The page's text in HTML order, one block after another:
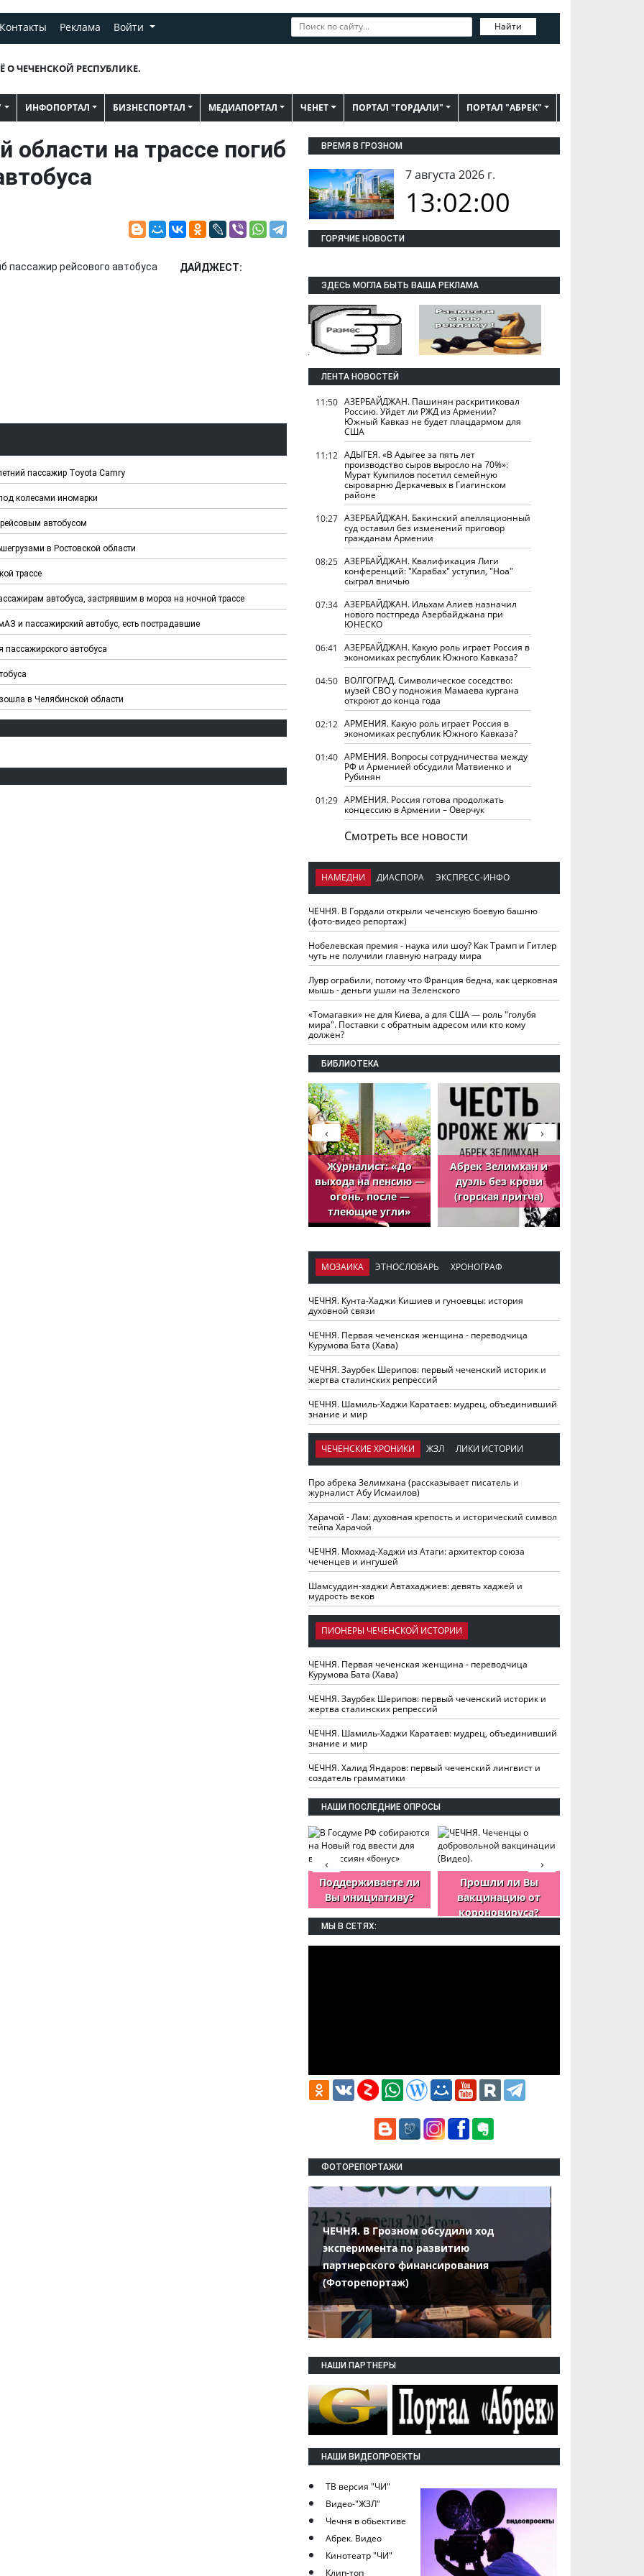
Контакты Реклама Войти Найти
О ЧЕЧЕНСКОЙ РЕСПУБЛИКЕ.
ИНФОПОРТАЛ БИЗНЕСПОРТАЛ МЕДИАПОРТАЛ ЧЕНЕТ ПОРТАЛ "ГОРДАЛИ" ПОРТАЛ "АБРЕК"
на трассе погиб
ДАЙДЖЕСТ:
пассажир Toyota Camry
колесами иномарки
автобусом
в Ростовской области
трассе
автобуса, застрявшим в мороз на ночной трассе
и пассажирский автобус, есть пострадавшие
пассажирского автобуса
в Челябинской области
ВРЕМЯ В ГРОЗНОМ
7 августа 2026 г.
13:02:02
ГОРЯЧИЕ НОВОСТИ
ЗДЕСЬ МОГЛА БЫТЬ ВАША РЕКЛАМА
ЛЕНТА НОВОСТЕЙ
11:50 АЗЕРБАЙДЖАН. Пашинян раскритиковал
Россию. Уйдет ли РЖД из Армении?
Южный Кавказ не будет плацдармом для
США
11:12 АДЫГЕЯ. «В Адыгее за пять лет
производство сыров выросло на 70%»:
Мурат Кумпилов посетил семейную
сыроварню Деркачевых в Гиагинском
районе
10:27 АЗЕРБАЙДЖАН. Бакинский апелляционный
суд оставил без изменений приговор
гражданам Армении
08:25 АЗЕРБАЙДЖАН. Квалификация Лиги
конференций: "Карабах" уступил, "Ноа"
сыграл вничью
07:34 АЗЕРБАЙДЖАН. Ильхам Алиев назначил
нового постпреда Азербайджана при
ЮНЕСКО
06:41
АЗЕРБАЙДЖАН. Какую роль играет Россия в
экономиках республик Южного Кавказа?
04:50 ВОЛГОГРАД. Символическое соседство:
музей СВО у подножия Мамаева кургана
откроют до конца года
02:12 АРМЕНИЯ. Какую роль играет Россия в
экономиках республик Южного Кавказа?
01:40 АРМЕНИЯ. Вопросы сотрудничества между
РФ и Арменией обсудили Матвиенко и
Рубинян
01:29 АРМЕНИЯ. Россия готова продолжать
концессию в Армении – Оверчук
Смотреть все новости
НАМЕДНИ ДИАСПОРА ЭКСПРЕСС-ИНФО
ЧЕЧНЯ. В Гордали открыли чеченскую боевую башню
(фото-видео репортаж)
Нобелевская премия - наука или шоу? Как Трамп и Гитлер
чуть не получили главную награду мира
Лувр ограбили, потому что Франция бедна, как церковная
мышь - деньги ушли на Зеленского
«Томагавки» не для Киева, а для США — роль "голубя
мира". Поставки с обратным адресом или кто кому
должен?
БИБЛИОТЕКА
Журналист: «До
выхода на пенсию —
огонь, после —
тлеющие угли»
Абрек Зелимхан и
дуэль без крови
(горская притча)
›
‹
МОЗАИКА ЭТНОСЛОВАРЬ ХРОНОГРАФ
ЧЕЧНЯ. Кунта-Хаджи Кишиев и гуноевцы: история
духовной связи
ЧЕЧНЯ. Первая чеченская женщина - переводчица
Курумова Бата (Хава)
ЧЕЧНЯ. Заурбек Шерипов: первый чеченский историк и
жертва сталинских репрессий
ЧЕЧНЯ. Шамиль-Хаджи Каратаев: мудрец, объединивший
знание и мир
ЧЕЧЕНСКИЕ ХРОНИКИ ЖЗЛ ЛИКИ ИСТОРИИ
Про абрека Зелимхана (рассказывает писатель и
журналист Абу Исмаилов)
Харачой - Лам: духовная крепость и исторический символ
тейпа Харачой
ЧЕЧНЯ. Мохмад-Хаджи из Атаги: архитектор союза
чеченцев и ингушей
Шамсуддин-хаджи Автахаджиев: девять хаджей и
мудрость веков
ПИОНЕРЫ ЧЕЧЕНСКОЙ ИСТОРИИ
ЧЕЧНЯ. Первая чеченская женщина - переводчица
Курумова Бата (Хава)
ЧЕЧНЯ. Заурбек Шерипов: первый чеченский историк и
жертва сталинских репрессий
ЧЕЧНЯ. Шамиль-Хаджи Каратаев: мудрец, объединивший
знание и мир
ЧЕЧНЯ. Халид Яндаров: первый чеченский лингвист и
создатель грамматики
НАШИ ПОСЛЕДНИЕ ОПРОСЫ
Поддерживаете ли
Вы инициативу?
Прошли ли Вы
вакцинацию от
короновируса?
›
‹
МЫ В СЕТЯХ:
ФОТОРЕПОРТАЖИ
ЧЕЧНЯ. В Грозном обсудили ход
эксперимента по развитию
партнерского финансирования
(Фоторепортаж)
НАШИ ПАРТНЕРЫ
НАШИ ВИДЕОПРОЕКТЫ
ТВ версия "ЧИ"
Видео-"ЖЗЛ"
Чечня в обьективе
Абрек. Видео
Кинотеатр "ЧИ"
Клип-топ